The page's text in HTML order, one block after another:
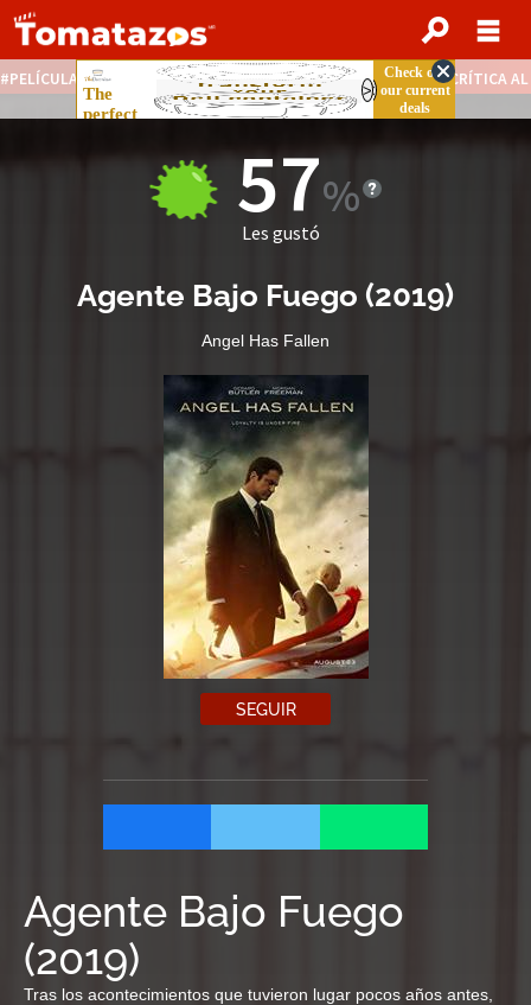
PELÍCULAS STREAMING GRATIS NOTICIAS DESTACADAS CRÍTICA
57
Les gustó
Agente Bajo Fuego (2019)
Angel Has Fallen
SEGUIR
Agente Bajo Fuego
(2019)
Tras los acontecimientos que tuvieron lugar pocos años antes,